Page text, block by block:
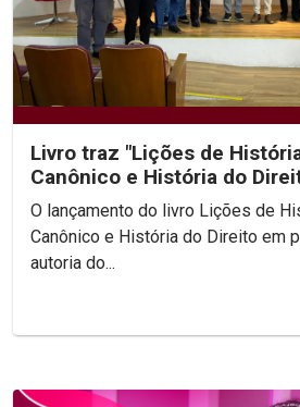
Livro traz "Lições de
Canônico e História do
perspectiva"
O lançamento do livro Lições de
Canônico e História do Direito em
autoria do...